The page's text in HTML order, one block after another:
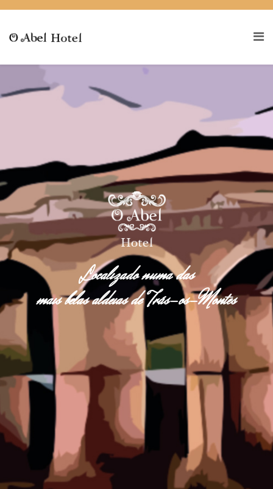
Localizado numa das
mais belas aldeias de Trás-os-Montes